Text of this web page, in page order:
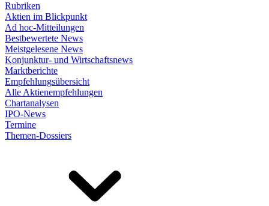
Rubriken
Aktien im Blickpunkt
Ad hoc-Mitteilungen
Bestbewertete News
Meistgelesene News
Konjunktur- und Wirtschaftsnews
Marktberichte
Empfehlungsübersicht
Alle Aktienempfehlungen
Chartanalysen
IPO-News
Termine
Themen-Dossiers